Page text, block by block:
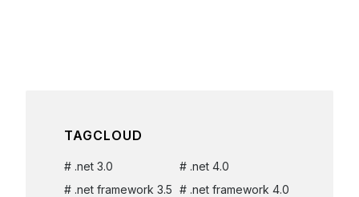
TAGCLOUD
.net 3.0
.net 4.0
.net framework 3.5
.net framework 4.0